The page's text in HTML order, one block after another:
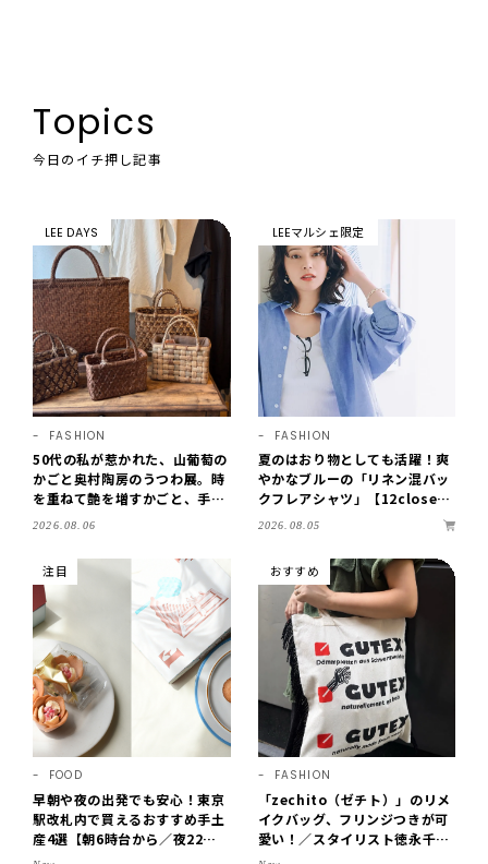
Topics
今日のイチ押し記事
LEE DAYS
FASHION
50代の私が惹かれた、山葡萄の
かごと奥村陶房のうつわ展。時
を重ねて艶を増すかごと、手仕
事の美しさに出会いました。
2026.08.06
LEEマルシェ限定
FASHION
夏のはおり物としても活躍！爽
やかなブルーの「リネン混バッ
クフレアシャツ」【12close
t】
2026.08.05
注目
FOOD
早朝や夜の出発でも安心！東京
駅改札内で買えるおすすめ手土
産4選【朝6時台から／夜22時
まで営業】
おすすめ
FASHION
「zechito（ゼチト）」のリメ
イクバッグ、フリンジつきが可
愛い！／スタイリスト徳永千夏
さん【おやこども名品】